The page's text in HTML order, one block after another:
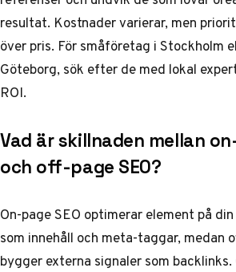
resultat. Kostnader varierar, men
över pris. För småföretag i Stockholm
Göteborg, sök efter de med lokal
ROI.
Vad är skillnaden mellan
och off-page SEO?
On-page SEO optimerar element på
som innehåll och meta-taggar, medan
bygger externa signaler som